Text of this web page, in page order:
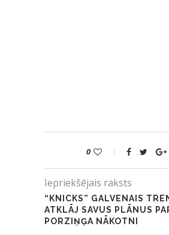
0
Iepriekšējais raksts
“KNICKS” GALVENAIS
ATKLĀJ SAVUS PLĀNUS
PORZIŅĢA NĀKOTNI